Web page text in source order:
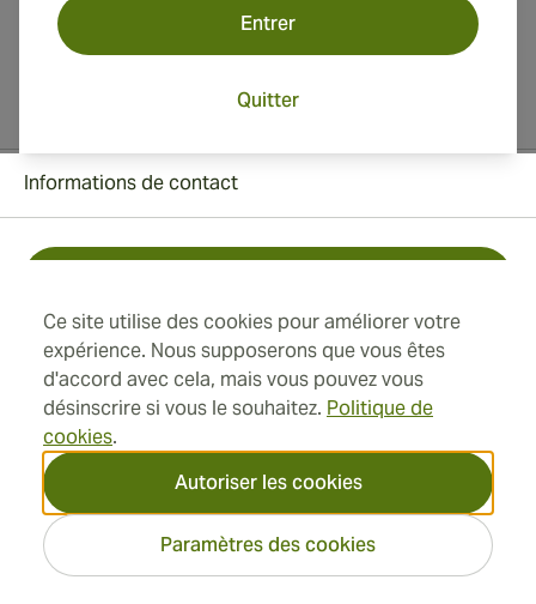
Ce site utilise des cookies pour améliorer votre
expérience. Nous supposerons que vous êtes
d'accord avec cela, mais vous pouvez vous
désinscrire si vous le souhaitez. Politique de
cookies.
Autoriser les cookies
Paramètres des cookies
Entrer
Quitter
Adresse
Informations
Informations de contact
+41 22 518 44 43
info@swisscubancigars.com